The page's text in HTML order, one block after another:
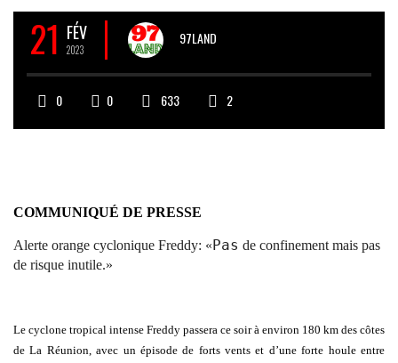
21 FÉV
2023
97LAND
0 0 633 2
COMMUNIQUÉ DE PRESSE
Alerte orange cyclonique Freddy: « Pas de confinement mais pas
de risque inutile.»
Le cyclone tropical intense Freddy passera ce soirà environ 180 km des côtes
de La Réunion,avec un épisode de forts vents et d’une forte houle entre